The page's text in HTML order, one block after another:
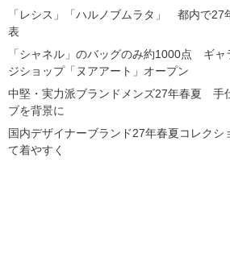
「レシス」「ハルノブムラタ」 都内で27
表
「シャネル」のバッグのみ約1000点 ギャ
ジショップ「ヌアアート」オープン
中堅・実力派ブランドメンズ27年春夏 手
ブを背景に
国内デザイナーブランド27年春夏コレク
て着やすく